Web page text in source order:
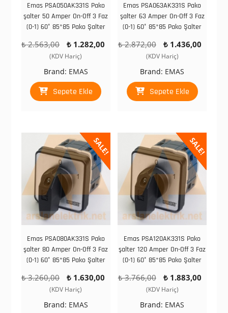
Emas PSA050AK331S Pako
şalter 50 Amper On-Off 3 Faz
(0-1) 60° 85*85 Pako Şalter
₺2.563,00
Orijinal
fiyat:
₺ 2.563,00.
₺ 1.282,00
Şu
₺ 1.282,00.
(KDV Hariç)
Brand: EMAS
Sepete Ekle
Emas PSA063AK331S Pako
şalter 63 Amper On-Off 3 Faz
(0-1) 60° 85*85 Pako Şalter
₺2.872,00
Orijinal
fiyat:
₺ 2.872,00.
₺1.436,00
(KDV Hariç)
Brand: EMAS
Sepete Ekle
SALE!
Emas PSA080AK331S Pako
şalter 80 Amper On-Off 3 Faz
(0-1) 60° 85*85 Pako Şalter
₺3.260,00
Orijinal
fiyat:
₺ 3.260,00.
₺ 1.630,00
Şu
₺ 1.630,00.
(KDV Hariç)
Brand: EMAS
SALE!
Emas PSA120AK331S Pako
şalter 120 Amper On-Off 3 Faz
(0-1) 60° 85*85 Pako Şalter
₺3.766,00
Orijinal
fiyat:
₺ 3.766,00.
₺1.883,00
(KDV Hariç)
Brand: EMAS